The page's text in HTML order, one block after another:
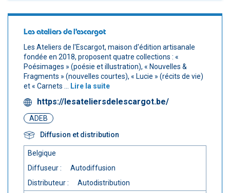
Les ateliers de l'escargot
Les Ateliers de l'Escargot, maison d'édition artisanale
fondée en 2018, proposent quatre collections : «
Poésimages » (poésie et illustration), « Nouvelles &
Fragments » (nouvelles courtes), « Lucie » (récits de vie)
et « Carnets ... Lire la suite
https://lesateliersdelescargot.be/
ADEB
Diffusion et distribution
Belgique
Diffuseur :
Autodiffusion
Distributeur :
Autodistribution